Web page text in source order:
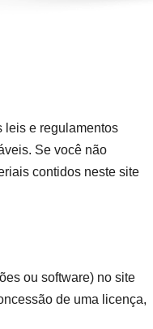
leis e regulamentos
Se você não
contidos neste site
ou software) no site
de uma licença,